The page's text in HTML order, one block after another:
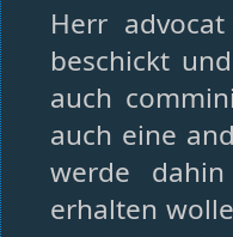
Herr
beschickt
auch
auch eine
werde
erhalten